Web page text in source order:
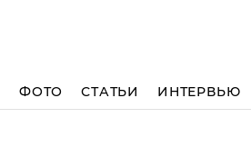
ФОТО СТАТЬИ ИНТЕРВЬЮ